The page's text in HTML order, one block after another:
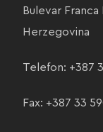
Bulevar Franca
Herzegovina
Telefon: +387
Fax: +387 33